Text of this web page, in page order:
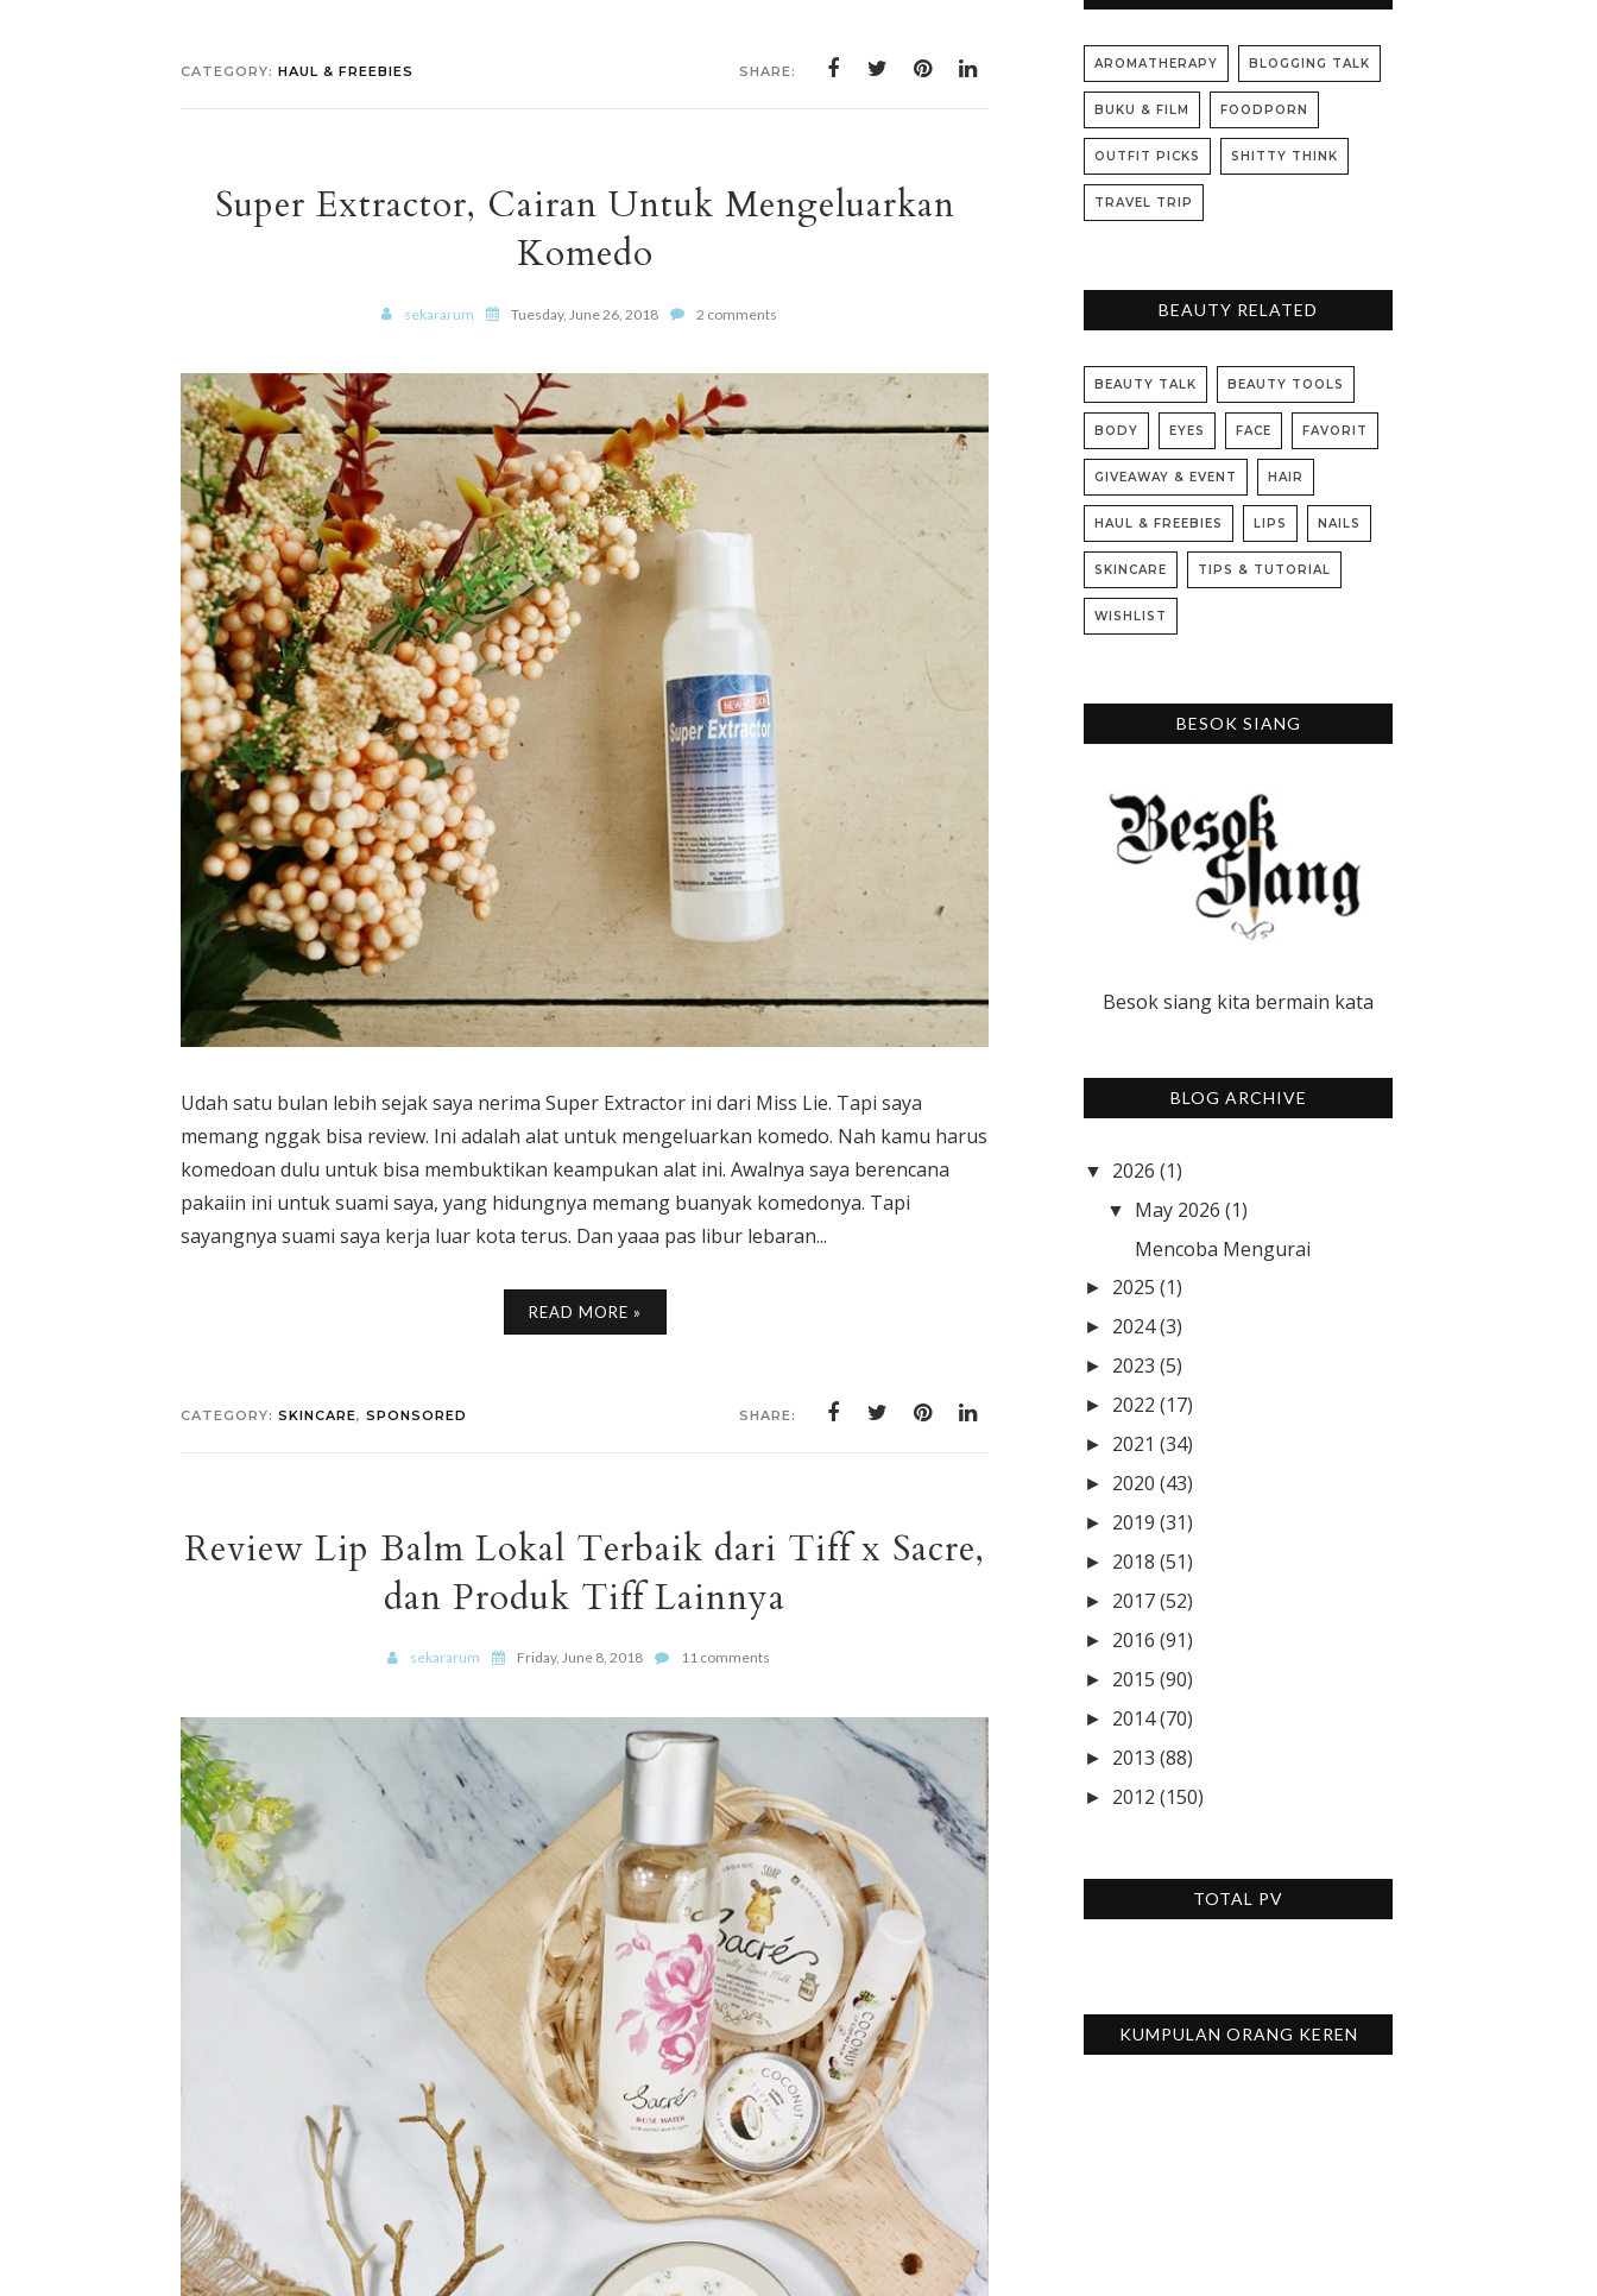
CATEGORY: HAUL & FREEBIES SHARE:
Super Extractor, Cairan Untuk Mengeluarkan
Komedo
sekararum Tuesday, June 26, 2018 2 comments
Udah satu bulan lebih sejak saya nerima Super Extractor ini dari Miss Lie. Tapi saya
memang nggak bisa review. Ini adalah alat untuk mengeluarkan komedo. Nah kamu harus
komedoan dulu untuk bisa membuktikan keampukan alat ini. Awalnya saya berencana
pakaiin ini untuk suami saya, yang hidungnya memang buanyak komedonya. Tapi
sayangnya suami saya kerja luar kota terus. Dan yaaa pas libur lebaran...
READ MORE »
CATEGORY: SKINCARE, SPONSORED SHARE:
Review Lip Balm Lokal Terbaik dari Tiff x Sacre,
dan Produk Tiff Lainnya
sekararum Friday, June 8, 2018 11 comments
AROMATHERAPY BLOGGING TALK
BUKU & FILM FOODPORN
OUTFIT PICKS SHITTY THINK
TRAVEL TRIP
BEAUTY RELATED
BEAUTY TALK BEAUTY TOOLS
BODY EYES FACE FAVORIT
GIVEAWAY & EVENT HAIR
HAUL & FREEBIES LIPS NAILS
SKINCARE TIPS & TUTORIAL
WISHLIST
BESOK SIANG
Besok siang kita bermain kata
BLOG ARCHIVE
▼ 2026 (1)
▼ May 2026 (1)
Mencoba Mengurai
► 2025 (1)
► 2024(3)
► 2023 (5)
► 2022 (17)
► 2021 (34)
► 2020 (43)
► 2019 (31)
► 2018 (51)
► 2017(52)
► 2016 (91)
► 2015 (90)
► 2014(70)
► 2013 (88)
► 2012 (150)
TOTAL PV
KUMPULAN ORANG KEREN